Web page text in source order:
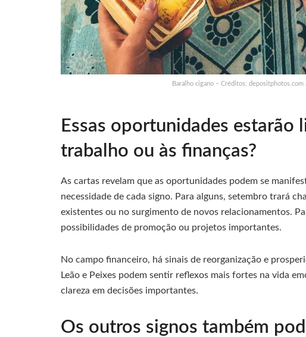
Baralho cigano – Créditos: depositphotos.com
Essas oportunidades estarão
trabalho ou às finanças?
As cartas revelam que as oportunidades podem se
necessidade de cada signo. Para alguns, setembro trará
existentes ou no surgimento de novos relacionamentos.
possibilidades de promoção ou projetos importantes.
No campo financeiro, há sinais de reorganização e
Leão e Peixes podem sentir reflexos mais fortes na vida
clareza em decisões importantes.
Os outros signos também